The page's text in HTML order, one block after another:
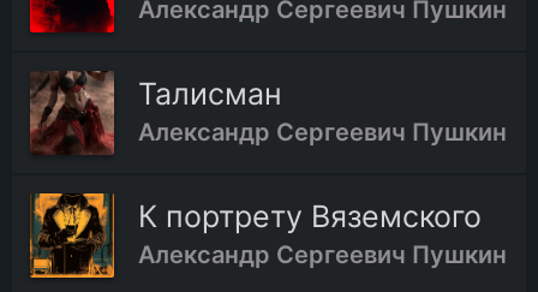
Александр Сергеевич Пушкин
Талисман
Александр Сергеевич Пушкин
К портрету Вяземского
Александр Сергеевич Пушкин